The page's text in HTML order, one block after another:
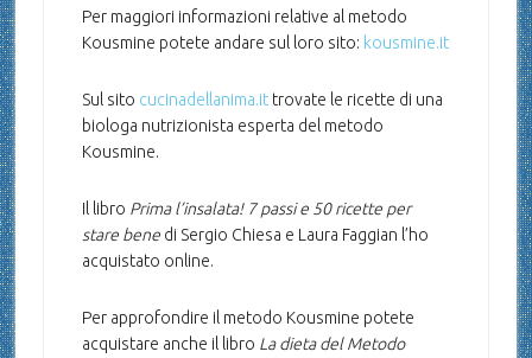
Per maggiori informazioni relative al metodo
Kousmine potete andare sul loro sito: kousmine.it
Sul sito cucinadellanima.ittrovate le ricette di una
biologa nutrizionista esperta del metodo
Kousmine.
Il libro Prima l’insalata! 7 passi e 50 ricette per
stare benedi Sergio Chiesa e Laura Faggian l’ho
acquistato online.
Per approfondire il metodo Kousmine potete
acquistare anche il libro La dieta del Metodo